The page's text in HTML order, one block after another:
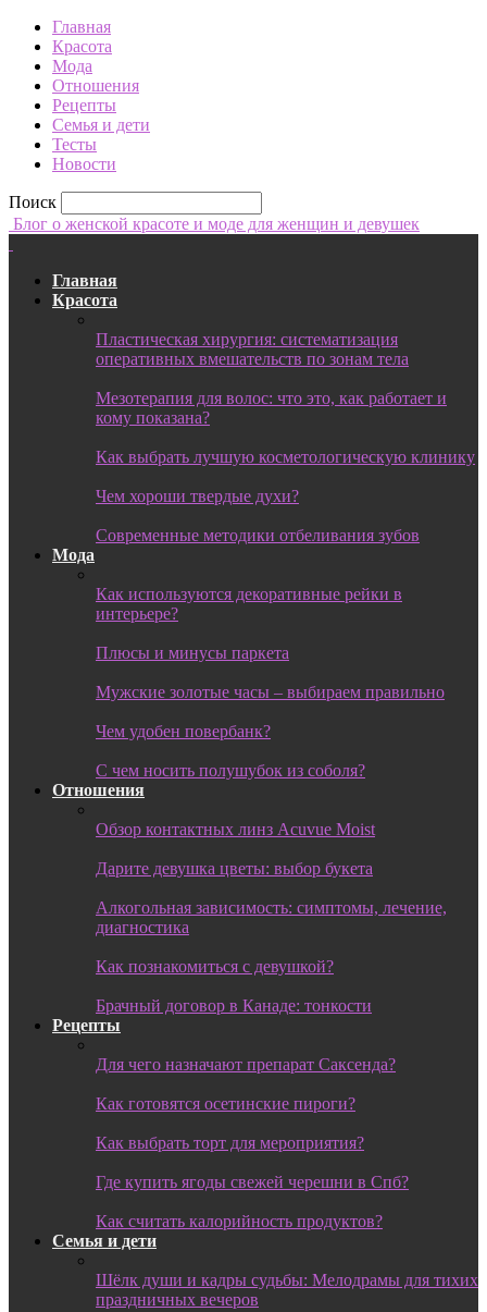
Главная
Красота
Мода
Отношения
Рецепты
Семья и дети
Тесты
Новости
Поиск
Блог о женской красоте и моде для женщин и девушек
Главная
Красота
Пластическая хирургия: систематизация
оперативных вмешательств по зонам тела
Мезотерапия для волос: что это, как работает и
кому показана?
Как выбрать лучшую косметологическую клинику
Чем хороши твердые духи?
Современные методики отбеливания зубов
Мода
Как используются декоративные рейки в
интерьере?
Плюсы и минусы паркета
Мужские золотые часы – выбираем правильно
Чем удобен повербанк?
С чем носить полушубок из соболя?
Отношения
Обзор контактных линз Acuvue Moist
Дарите девушка цветы: выбор букета
Алкогольная зависимость: симптомы, лечение,
диагностика
Как познакомиться с девушкой?
Брачный договор в Канаде: тонкости
Рецепты
Для чего назначают препарат Саксенда?
Как готовятся осетинские пироги?
Как выбрать торт для мероприятия?
Где купить ягоды свежей черешни в Спб?
Как считать калорийность продуктов?
Семья и дети
Шёлк души и кадры судьбы: Мелодрамы для тихих
праздничных вечеров